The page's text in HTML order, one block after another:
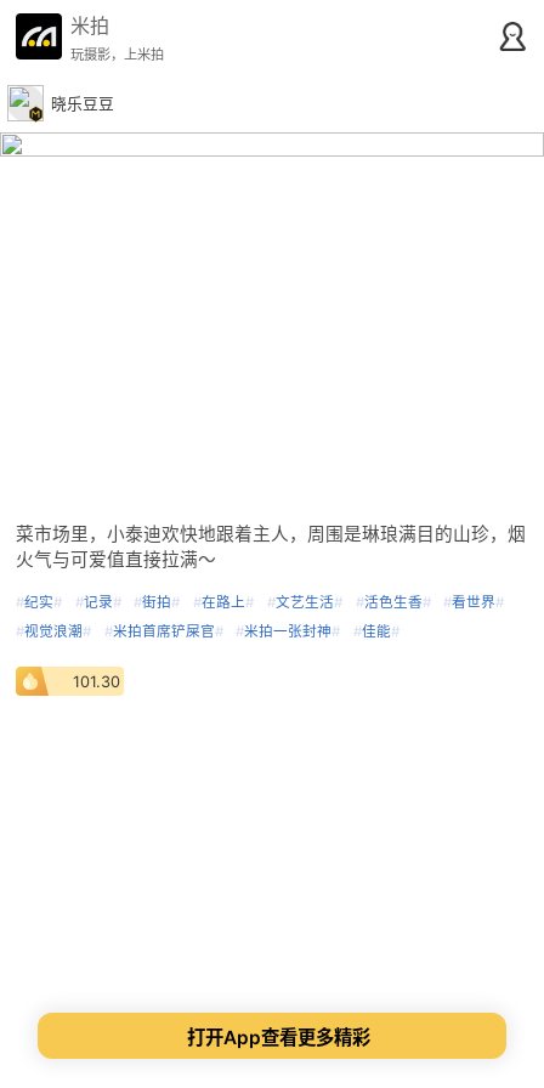
米拍
玩摄影，上米拍
晓乐豆豆
菜市场里，小泰迪欢快地跟着主人，周围是琳琅满目的山珍，烟
火气与可爱值直接拉满～
#纪实# #记录# #街拍# #在路上# #文艺生活# #活色生香# #看世界#
#视觉浪潮# #米拍首席铲屎官# #米拍一张封神# #佳能#
101.30
打开App查看更多精彩